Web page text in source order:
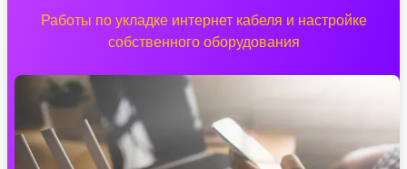
Работы по укладке интернет кабеля и настройке
собственного оборудования